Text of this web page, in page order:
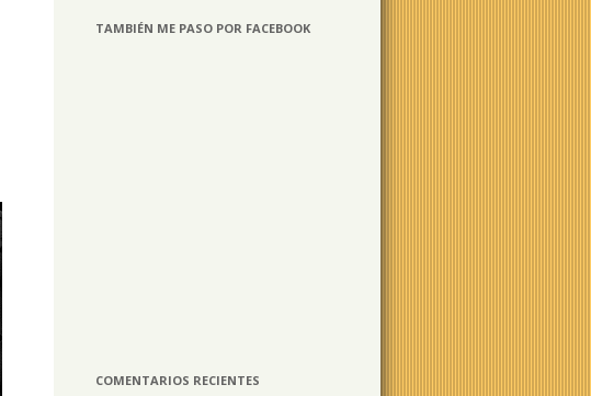
TAMBIÉN ME PASO POR FACEBOOK
COMENTARIOS RECIENTES